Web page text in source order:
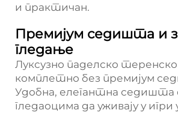
и практичан.
Премијум седишта и
гледање
Луксузно паделско
комплетно без премијум
Удобна, елегантна седишта
гледаоцима да уживају у игри